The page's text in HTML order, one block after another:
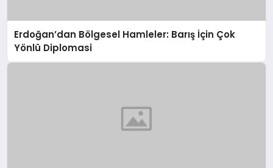
Erdoğan’dan Bölgesel Hamleler: Barış İçin Çok
Yönlü Diplomasi